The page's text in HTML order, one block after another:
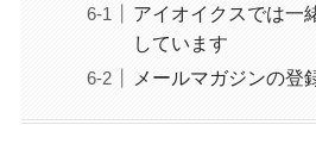
アイオイクスでは一
しています
メールマガジンの登